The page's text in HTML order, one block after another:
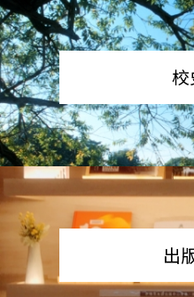
校
出